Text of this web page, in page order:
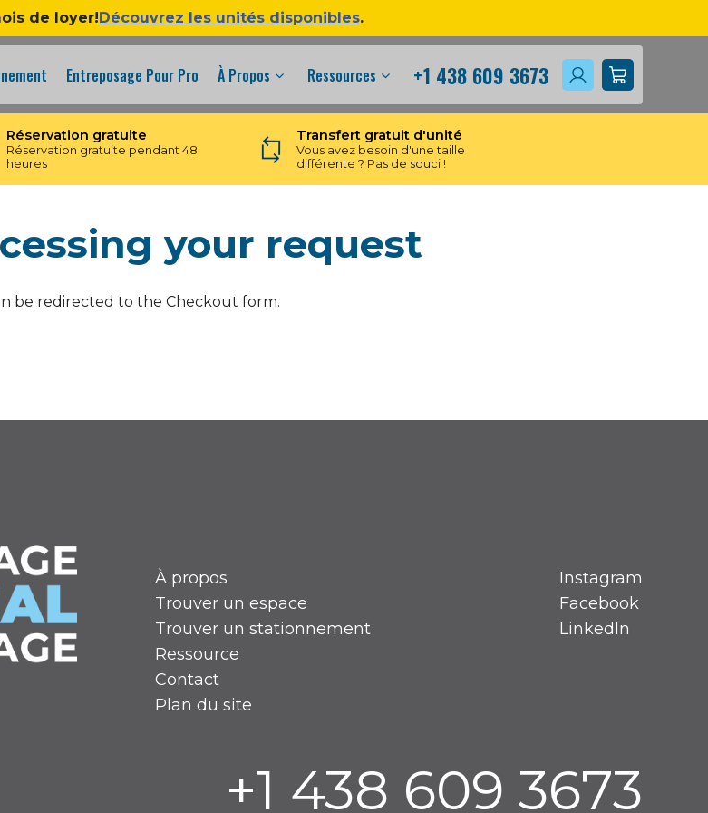
de loyer!Découvrez les unités disponibles.
Entreposage Pour Pro À Propos Ressources +1 438 609 3673
Réservation gratuite
Réservation gratuite pendant 48
heures
Transfert gratuit d'unité
Vous avez besoin d'une taille
différente ? Pas de souci !
your request
be redirected to the Checkout form.
À propos
Trouver un espace
Trouver un stationnement
Ressource
Contact
Plan du site
Instagram
Facebook
LinkedIn
+1 438 609 3673